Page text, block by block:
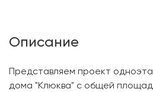
Описание
Представляем проект
дома "Клюква" с общей